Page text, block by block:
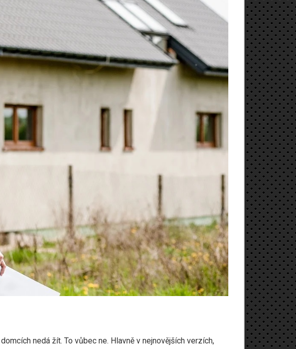
nedá žít. To vůbec ne. Hlavně v nejnovějších verzích,